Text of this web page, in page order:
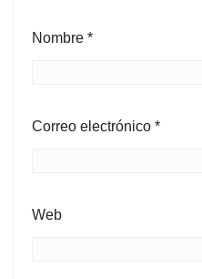
Nombre *
Correo electrónico *
Web